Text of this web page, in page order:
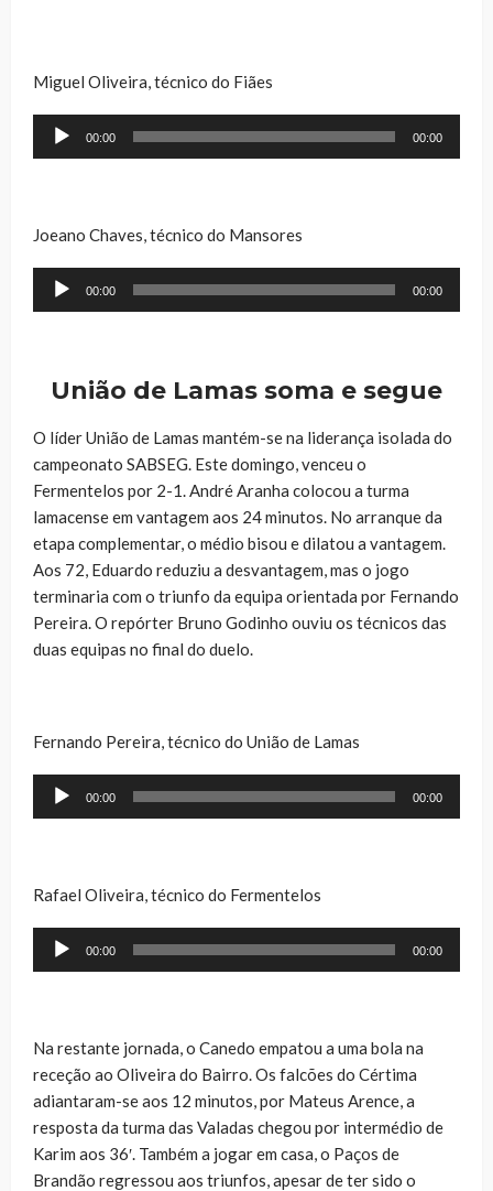
Miguel Oliveira, técnico do Fiães
Reprodutor
00:00 00:00
Joeano Chaves, técnico do Mansores
Reprodutor
00:00 00:00
União de Lamas soma e segue
O líder União de Lamas mantém-se na liderança isolada do
campeonato SABSEG. Este domingo, venceu o
Fermentelos por 2-1. André Aranha colocou a turma
lamacense em vantagem aos 24 minutos. No arranque da
etapa complementar, o médio bisou e dilatou a vantagem.
Aos 72, Eduardo reduziu a desvantagem, mas o jogo
terminaria com o triunfo da equipa orientada por Fernando
Pereira. O repórter Bruno Godinho ouviu os técnicos das
duas equipas no final do duelo.
Fernando Pereira, técnico do União de Lamas
Reprodutor
00:00 00:00
Rafael Oliveira, técnico do Fermentelos
Reprodutor
00:00 00:00
Na restante jornada, o Canedo empatou a uma bola na
receção ao Oliveira do Bairro. Os falcões do Cértima
adiantaram-se aos 12 minutos, por Mateus Arence, a
resposta da turma das Valadas chegou por intermédio de
Karim aos 36′. Também a jogar em casa, o Paços de
Brandão regressou aos triunfos, apesar de ter sido o